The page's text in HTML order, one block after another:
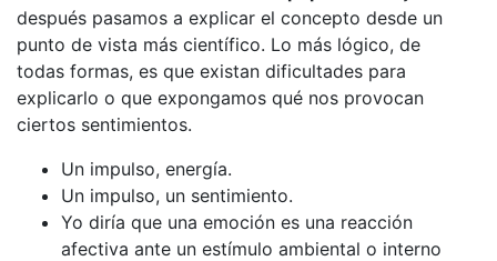
después pasamos a explicar el concepto desde un
punto de vista más científico. Lo más lógico, de
todas formas, es que existan dificultades para
explicarlo o que expongamos qué nos provocan
ciertos sentimientos.
Un impulso, energía.
Un impulso, un sentimiento.
Yo diría que una emoción es una reacción
afectiva ante un estímulo ambiental o interno